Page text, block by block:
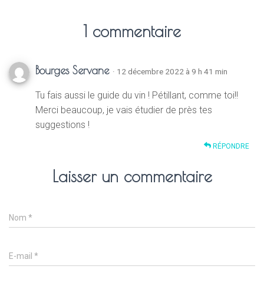
1 commentaire
Bourges Servane · 12 décembre 2022 à 9 h 41 min
Tu fais aussi le guide du vin ! Pétillant, comme toi!!
Merci beaucoup, je vais étudier de près tes
suggestions !
RÉPONDRE
Laisser un commentaire
Nom *
E-mail *